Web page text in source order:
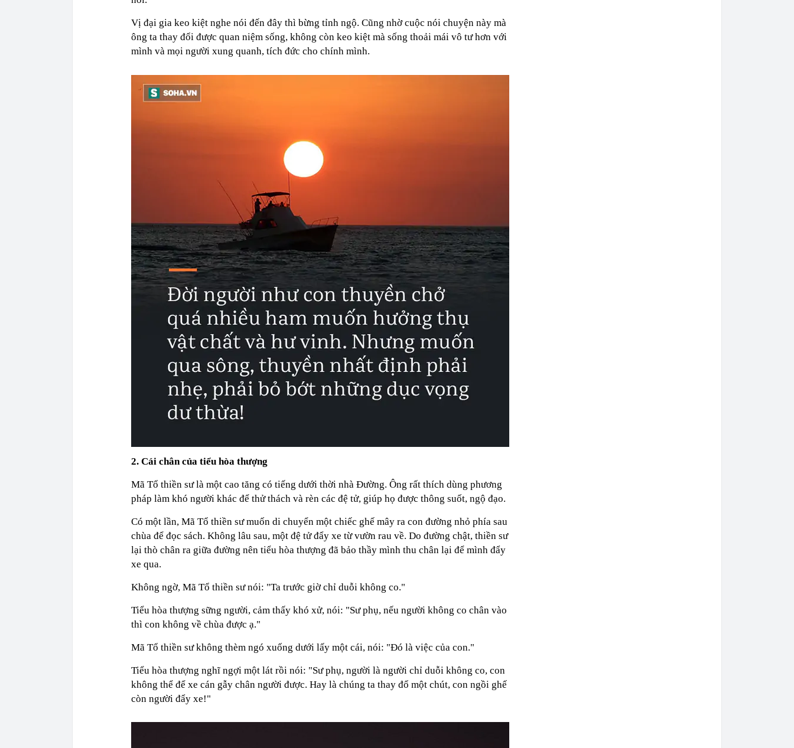
Vị đại gia keo kiệt nghe nói đến đây thì bừng tỉnh ngộ. Cũng nhờ cuộc nói chuyện này mà
ông ta thay đổi được quan niệm sống, không còn keo kiệt mà sống thoải mái vô tư hơn với
mình và mọi người xung quanh, tích đức cho chính mình.
2. Cái chân của tiểu hòa thượng
Mã Tổ thiền sư là một cao tăng có tiếng dưới thời nhà Đường. Ông rất thích dùng phương
pháp làm khó người khác để thử thách và rèn các đệ tử, giúp họ được thông suốt, ngộ đạo.
Có một lần, Mã Tổ thiền sư muốn di chuyển một chiếc ghế mây ra con đường nhỏ phía sau
chùa để đọc sách. Không lâu sau, một đệ tử đẩy xe từ vườn rau về. Do đường chật, thiền sư
lại thò chân ra giữa đường nên tiểu hòa thượng đã bảo thầy mình thu chân lại để mình đẩy
xe qua.
Không ngờ, Mã Tổ thiền sư nói: "Ta trước giờ chỉ duỗi không co."
Tiểu hòa thượng sững người, cảm thấy khó xử, nói: "Sư phụ, nếu người không co chân vào
thì con không về chùa được ạ."
Mã Tổ thiền sư không thèm ngó xuống dưới lấy một cái, nói: "Đó là việc của con."
Tiểu hòa thượng nghĩ ngợi một lát rồi nói: "Sư phụ, người là người chỉ duỗi không co, con
không thể để xe cán gẫy chân người được. Hay là chúng ta thay đổ một chút, con ngồi ghế
còn người đẩy xe!"